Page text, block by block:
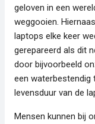
geloven in een
weggooien.
laptops elke keer
gerepareerd als dit
door bijvoorbeeld
een waterbestendig
levensduur van de
Mensen kunnen bij